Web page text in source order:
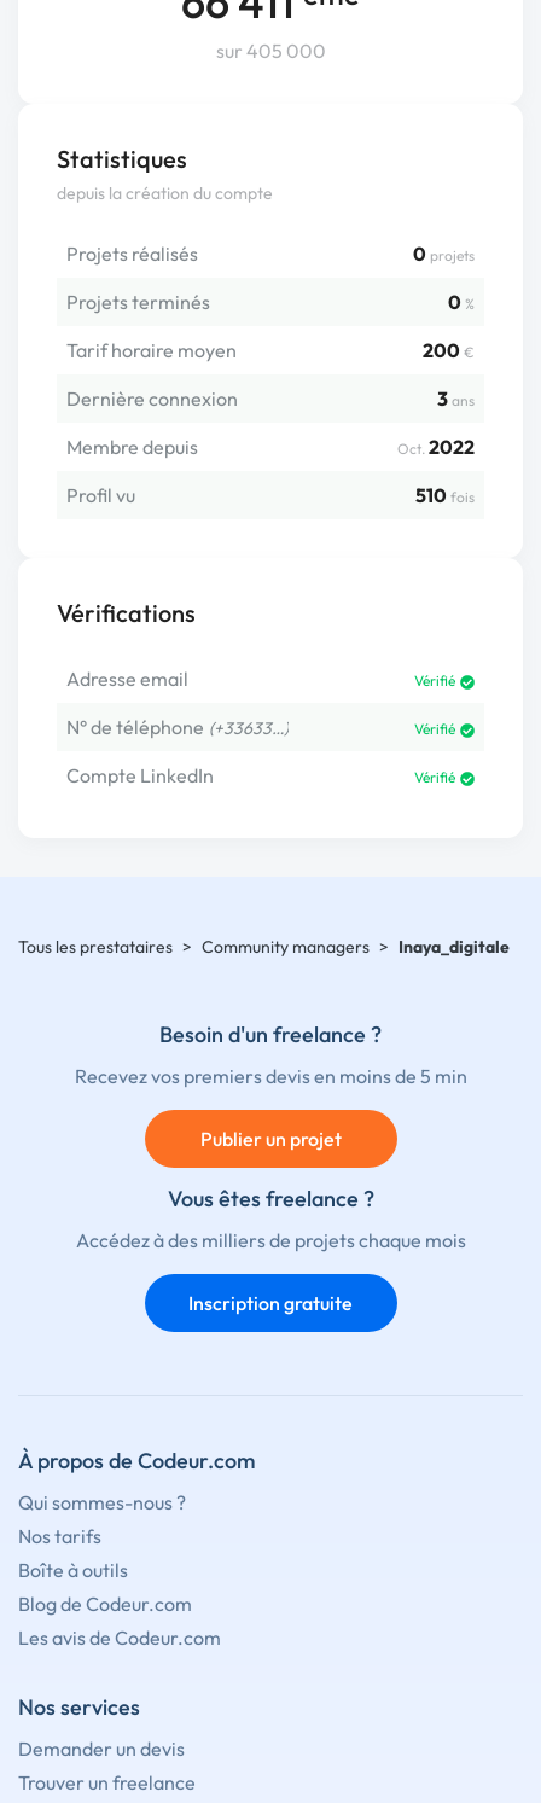
sur 405 000
Statistiques
depuis la création du compte
Projets réalisés 0 projets
Projets terminés 0 %
Tarif horaire moyen 200 €
Dernière connexion 3 ans
Membre depuis Oct. 2022
Profil vu
510 fois
Vérifications
Adresse email Vérifié
N° de téléphone (+33633…) Vérifié
Compte LinkedIn Vérifié
Tous les prestataires > Community managers > Inaya_digitale
Besoin d'un freelance ?
Recevez vos premiers devis en moins de 5 min
Publier un projet
Vous êtes freelance ?
Accédez à des milliers de projets chaque mois
Inscription gratuite
À propos de Codeur.com
Qui sommes-nous ?
Nos tarifs
Boîte à outils
Blog de Codeur.com
Les avis de Codeur.com
Nos services
Demander un devis
Trouver un freelance